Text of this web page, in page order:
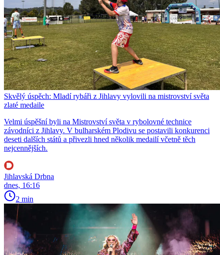
Skvělý úspěch: Mladí rybáři z Jihlavy vylovili na mistrovství světa
zlaté medaile
Velmi úspěšní byli na Mistrovství světa v rybolovné technice
závodníci z Jihlavy. V bulharském Plodivu se postavili konkurenci
deseti dalších států a přivezli hned několik medailí včetně těch
nejcennějších.
Jihlavská Drbna
dnes, 16:16
2 min